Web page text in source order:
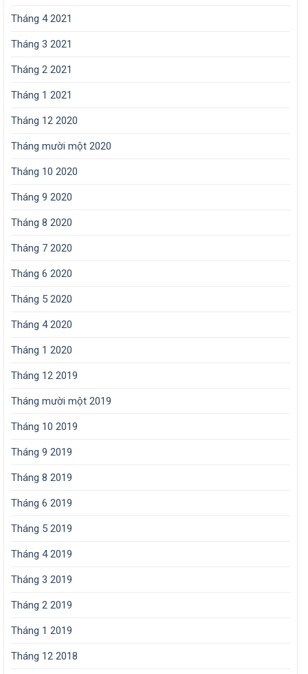
Tháng 4 2021
Tháng 3 2021
Tháng 2 2021
Tháng 1 2021
Tháng 12 2020
Tháng mười một 2020
Tháng 10 2020
Tháng 9 2020
Tháng 8 2020
Tháng 7 2020
Tháng 6 2020
Tháng 5 2020
Tháng 4 2020
Tháng 1 2020
Tháng 12 2019
Tháng mười một 2019
Tháng 10 2019
Tháng 9 2019
Tháng 8 2019
Tháng 6 2019
Tháng 5 2019
Tháng 4 2019
Tháng 3 2019
Tháng 2 2019
Tháng 1 2019
Tháng 12 2018